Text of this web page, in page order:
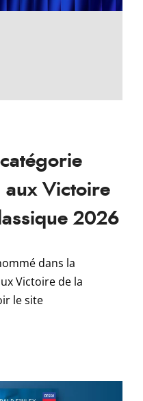
aux Victoire
2026
dans la
Victoire de la
le site